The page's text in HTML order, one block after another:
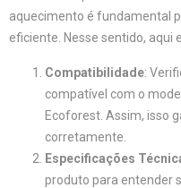
aquecimento é fundamental
eficiente. Nesse sentido, aqui
Compatibilidade:
compatível com o
Ecoforest. Assim, isso
corretamente.
Especificações
produto para entender